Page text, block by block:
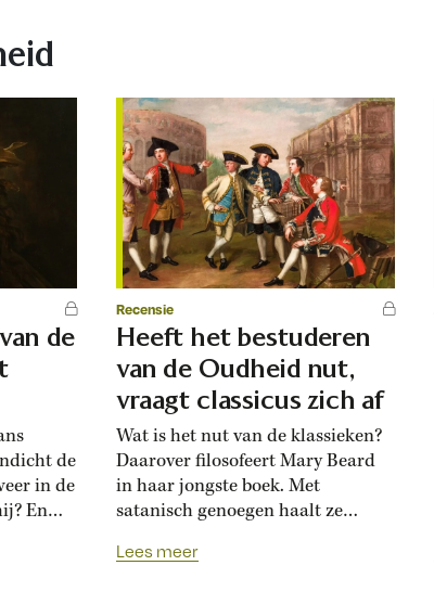
de
de
in de
En
Recensie
Heeft het bestuderen
van de Oudheid nut,
vraagt classicus zich af
Wat is het nut van de klassieken?
Daarover filosofeert Mary Beard
in haar jongste boek. Met
satanisch genoegen haalt ze
bakermat van de moderne
Lees meer